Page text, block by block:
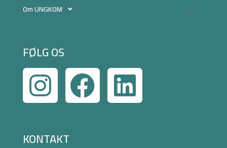
Om UNGKOM
FØLG OS
KONTAKT